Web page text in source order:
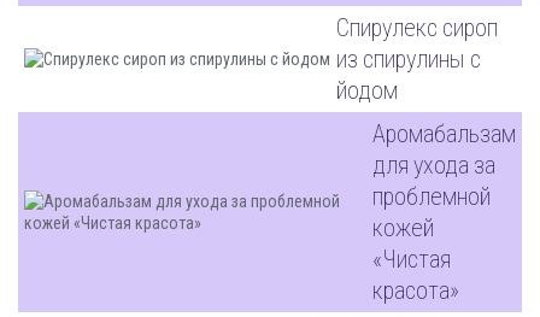
Спирулекс сироп
из спирулины с
йодом
Аромабальзам
для ухода за
проблемной
кожей
«Чистая
красота»